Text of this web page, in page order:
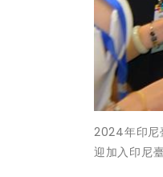
2024年印尼
迎加入印尼